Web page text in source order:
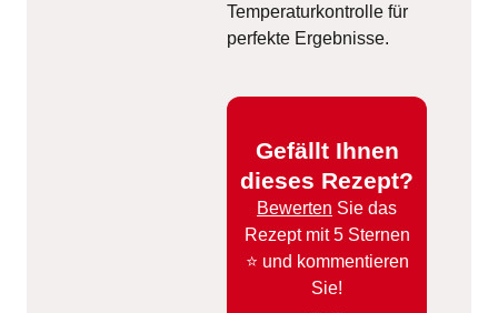
Temperaturkontrolle für
perfekte Ergebnisse.
Gefällt Ihnen
dieses Rezept?
Bewerten Sie das
Rezept mit 5 Sternen
⭐️ und kommentieren
Sie!